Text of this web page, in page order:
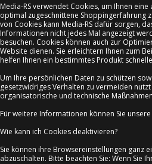
Media-RS verwendet Cookies, um Ihnen
optimal zugeschnittene Shoppingerfahrung
von Cookies kann Media-RS dafür sorgen,
Informationen nicht jedes Mal angezeigt
besuchen. Cookies können auch zur
Website dienen. Sie erleichtern Ihnen zum
helfen Ihnen ein bestimmtes Produkt
Um Ihre persönlichen Daten zu schützen
gesetzwidriges Verhalten zu vermeiden
organisatorische und technische
Für weitere Informationen können Sie
Wie kann ich Cookies deaktivieren?
Sie können ihre Browsereinstellungen ganz
abzuschalten. Bitte beachten Sie: Wenn Sie